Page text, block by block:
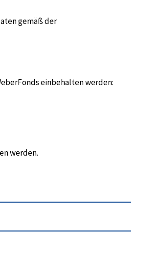
gemäß der
einbehalten werden:
werden.